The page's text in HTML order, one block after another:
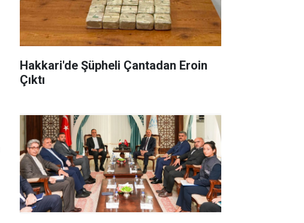
Hakkari'de Şüpheli Çantadan Eroin
Çıktı